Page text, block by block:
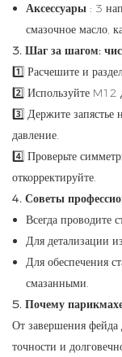
Аксессуары : 3
смазочное масло,
3. Шаг за шагом:
1️⃣ Расчешите и
2️⃣ Используйте M12
3️⃣ Держите
давление.
4️⃣ Проверьте
откорректируйте.
4. Советы
Всегда проводите
Для детализации
Для обеспечения
смазанными.
5. Почему
От завершения фейда
точности и